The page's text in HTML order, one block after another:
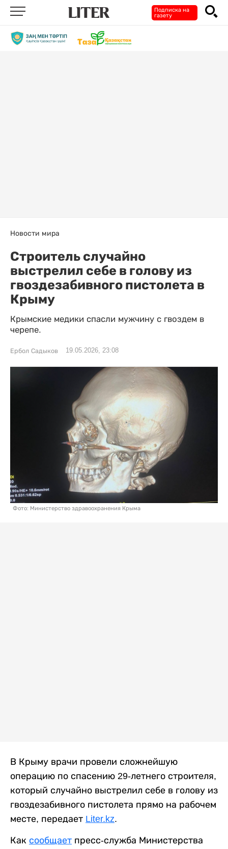
Подписка на
газету
Новости мира
Строитель случайно
выстрелил себе в голову из
гвоздезабивного пистолета в
Крыму
Крымские медики спасли мужчину с гвоздем в
черепе.
Ербол Садыков 19.05.2026, 23:08
Фото: Министерство здравоохранения Крыма
В Крыму врачи провели сложнейшую
операцию по спасению 29-летнего строителя,
который случайно выстрелил себе в голову из
гвоздезабивного пистолета прямо на рабочем
месте, передает Liter.kz.
Как сообщает пресс-служба Министерства